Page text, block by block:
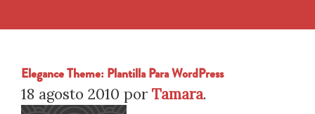
Elegance Theme: Plantilla Para WordPress
18 agosto 2010 por Tamara.